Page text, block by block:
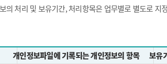
처리 및 보유기간, 처리항목은 업무별로 별도로 지
개인정보파일에 기록되는 개인정보의 항목
보유